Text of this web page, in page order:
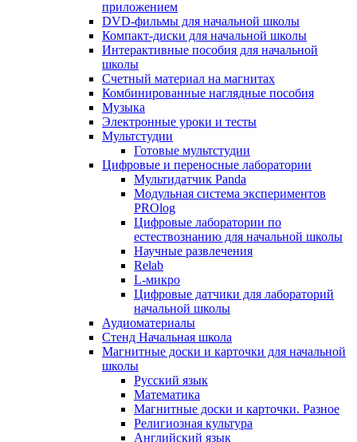
приложением
DVD-фильмы для начальной школы
Компакт-диски для начальной школы
Интерактивные пособия для начальной
школы
Счетный материал на магнитах
Комбинированные наглядные пособия
Музыка
Электронные уроки и тесты
Мультстудии
Готовые мультстудии
Цифровые и переносные лаборатории
Мультидатчик Panda
Модульная система экспериментов
PROlog
Цифровые лаборатории по
естествознанию для начальной школы
Научные развлечения
Relab
L-микро
Цифровые датчики для лабораторий
начальной школы
Аудиоматериалы
Стенд Начальная школа
Магнитные доски и карточки для начальной
школы
Русский язык
Математика
Магнитные доски и карточки. Разное
Религиозная культура
Английский язык